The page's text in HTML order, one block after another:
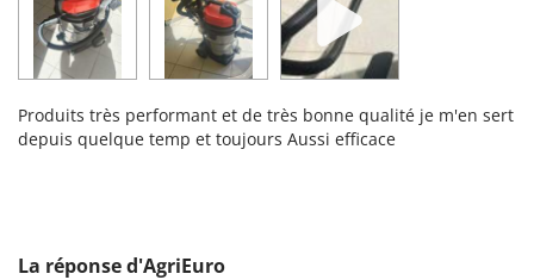
Facilité d'utilisation
Qualité / Prix
Facilité de montage
Emballage
Produits très performant et de très bonne qualité je m'en sert
depuis quelque temp et toujours Aussi efficace
La réponse d'AgriEuro